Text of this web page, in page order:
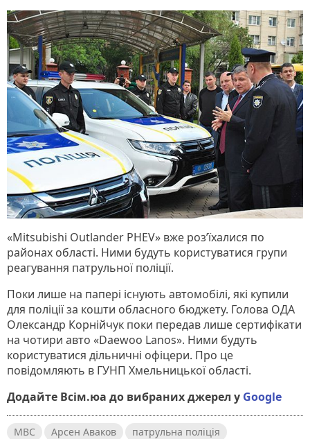
«Мitsubishi Outlander PHEV» вже роз’їхалися по
районах області. Ними будуть користуватися групи
реагування патрульної поліції.
Поки лише на папері існують автомобілі, які купили
для поліції за кошти обласного бюджету. Голова ОДА
Олександр Корнійчук поки передав лише сертифікати
на чотири авто «Daewoo Lanos». Ними будуть
користуватися дільничні офіцери. Про це
повідомляють в ГУНП Хмельницької області.
Додайте Всім.юа до вибраних джерел у Google
МВС Арсен Аваков
патрульна поліція